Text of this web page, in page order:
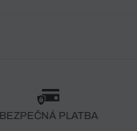
BEZPEČNÁ PLATBA